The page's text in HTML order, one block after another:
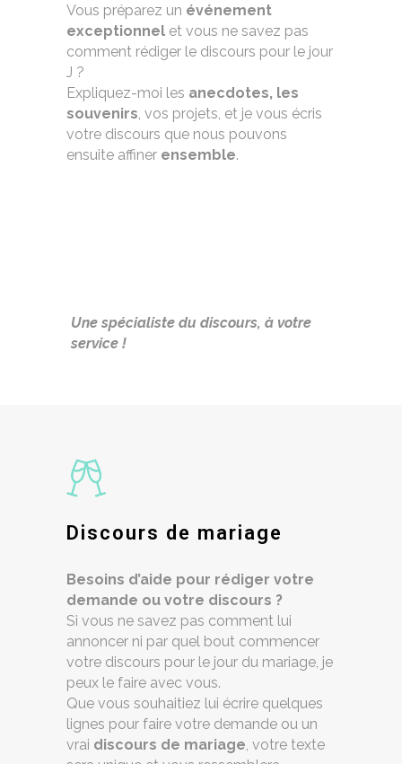
Vous préparez un événement
exceptionnel et vous ne savez pas
comment rédiger le discours pour le jour
J ?
Expliquez-moi les anecdotes, les
souvenirs , vos projets, et je vous écris
votre discours que nous pouvons
ensuite affiner ensemble.
Une spécialiste du discours, à votre
service !
Discours de mariage
Besoins d’aide pour rédiger votre
demande ou votre discours ?
Si vous ne savez pas comment lui
annoncer ni par quel bout commencer
votre discours pour le jour du mariage, je
peux le faire avec vous.
Que vous souhaitiez lui écrire quelques
lignes pour faire votre demande ou un
vrai discours de mariage , votre texte